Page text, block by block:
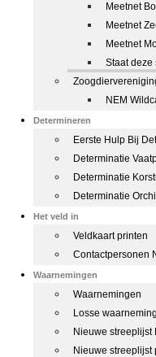
Meetnet
Meetnet
Meetnet
Staat deze
NEM
Determineren
Eerste Hulp Bij
Determinatie
Determinatie
Determinatie
Het veld in
Veldkaart printen
Contactpersonen
Waarnemingen
Waarnemingen
Losse
Nieuwe streeplijst
Nieuwe streeplijst